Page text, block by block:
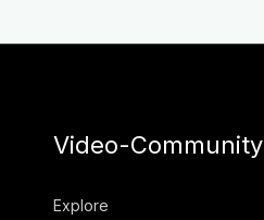
Video-Community
Explore